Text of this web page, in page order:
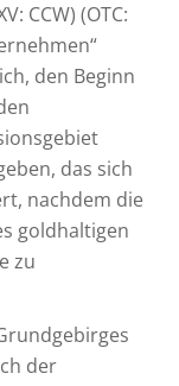
CCW) (OTC:
den Beginn
das sich
nachdem die
goldhaltigen
zu
der